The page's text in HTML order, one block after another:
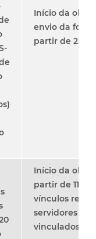
Início da
envio da
partir de 22/
Início da
partir de 11/
vínculos
servidores
vinculados ao